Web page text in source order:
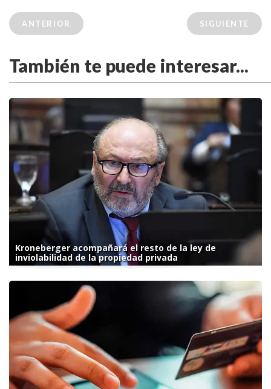
ANTERIOR SIGUIENTE
También te puede interesar...
Kroneberger acompañará el resto de la ley de
inviolabilidad de la propiedad privada